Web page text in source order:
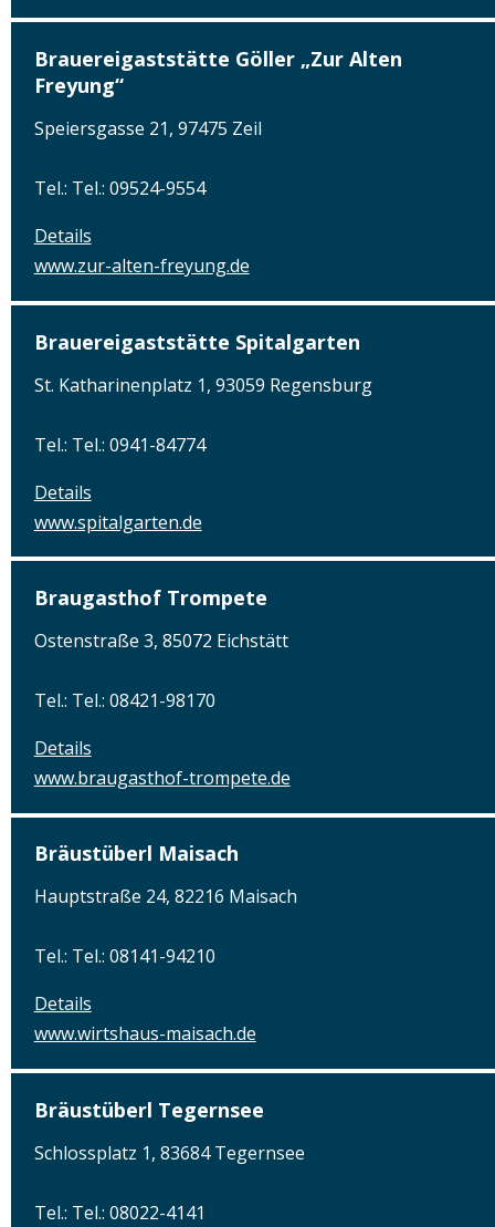
Brauereigaststätte Göller „Zur Alten
Freyung“
Speiersgasse 21, 97475 Zeil
Tel.: Tel.: 09524-9554
Details
www.zur-alten-freyung.de
Brauereigaststätte Spitalgarten
St. Katharinenplatz 1, 93059 Regensburg
Tel.: Tel.: 0941-84774
Details
www.spitalgarten.de
Braugasthof Trompete
Ostenstraße 3, 85072 Eichstätt
Tel.: Tel.: 08421-98170
Details
www.braugasthof-trompete.de
Bräustüberl Maisach
Hauptstraße 24, 82216 Maisach
Tel.: Tel.: 08141-94210
Details
www.wirtshaus-maisach.de
Bräustüberl Tegernsee
Schlossplatz 1, 83684 Tegernsee
Tel.: Tel.: 08022-4141